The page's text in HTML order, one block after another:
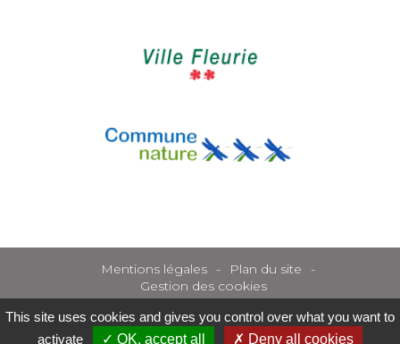
Mentions légales
Plan du site
Gestion des cookies
This site uses cookies and gives you control over what you want to
activate
OK, accept all Deny all cookies